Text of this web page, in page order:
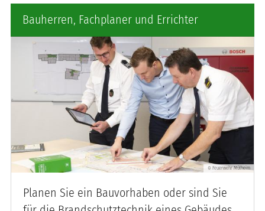
Bauherren, Fachplaner und Errichter
© Feuerwehr Mülheim
Besprechung im Vorbeugenden Brandschutz
Planen Sie ein Bauvorhaben oder sind Sie